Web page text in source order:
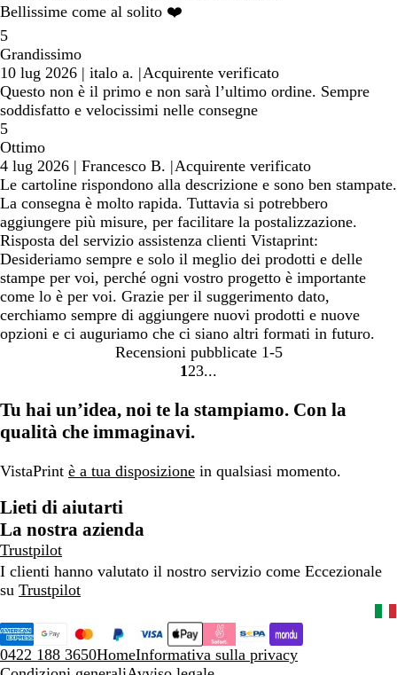
Bellissime come al solito ❤️
5
Grandissimo
10 lug 2026 | italo a. |Acquirente verificato
Questo non è il primo e non sarà l’ultimo ordine. Sempre
soddisfatto e velocissimi nelle consegne
5
Ottimo
4 lug 2026 | Francesco B. |Acquirente verificato
Le cartoline rispondono alla descrizione e sono ben stampate.
La consegna è molto rapida. Tuttavia si potrebbero
aggiungere più misure, per facilitare la postalizzazione.
Risposta del servizio assistenza clienti Vistaprint:
Desideriamo sempre e solo il meglio dei prodotti e delle
stampe per voi, perché ogni vostro progetto è importante
come lo è per voi. Grazie per il suggerimento dato,
cerchiamo sempre di aggiungere nuovi prodotti e nuove
opzioni e ci auguriamo che ci siano altri formati in futuro.
Recensioni pubblicate 1-5
Vai
pagina
1 Vai
pagina
2 Vai
pagina
3
Tu hai un’idea, noi te la stampiamo. Con la
qualità che immaginavi.
VistaPrint è a tua disposizione in qualsiasi momento.
Lieti di aiutarti
La nostra azienda
Trustpilot
I clienti hanno valutato il nostro servizio come Eccezionale
su Trustpilot
0422 188 3650HomeInformativa sulla privacy